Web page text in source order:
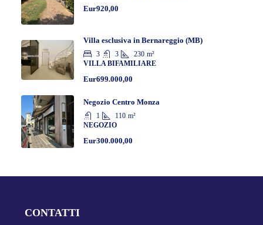
Eur920,00
Villa esclusiva in Bernareggio (MB)
3 3 230 m²
VILLA BIFAMILIARE
Eur699.000,00
Negozio Centro Monza
1 110 m²
NEGOZIO
Eur300.000,00
CONTATTI